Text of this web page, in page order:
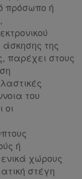
πρόσωπο ή
άσκησης της
παρέχει στους
του
οι
ή
χώρους
στέγη